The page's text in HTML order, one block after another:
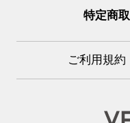
特定商
ご利用規約